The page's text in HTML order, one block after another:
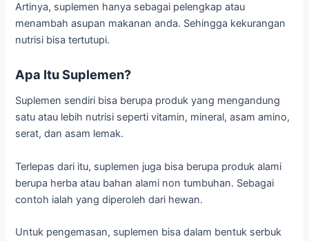
Artinya, suplemen hanya sebagai pelengkap atau
menambah asupan makanan anda. Sehingga kekurangan
nutrisi bisa tertutupi.
Apa Itu Suplemen?
Suplemen sendiri bisa berupa produk yang mengandung
satu atau lebih nutrisi seperti vitamin, mineral, asam amino,
serat, dan asam lemak.
Terlepas dari itu, suplemen juga bisa berupa produk alami
berupa herba atau bahan alami non tumbuhan. Sebagai
contoh ialah yang diperoleh dari hewan.
Untuk pengemasan, suplemen bisa dalam bentuk serbuk